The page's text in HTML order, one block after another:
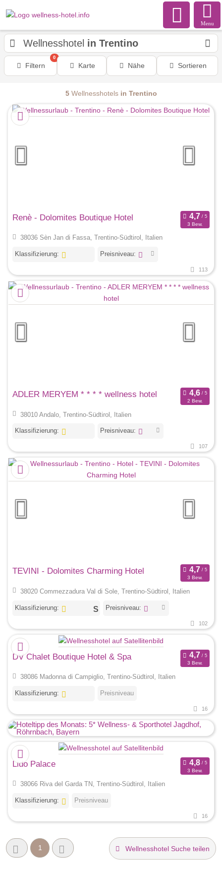
Menu
Wellnesshotel in Trentino
Filtern
0
Karte Nähe Sortieren
5Wellnesshotels in Trentino
Renè - Dolomites Boutique Hotel
3 Bew.
38036 Sèn Jan di Fassa, Trentino-Südtirol, Italien
Klassifizierung: Preisniveau:
113
ADLER MERYEM * * * * wellness hotel
2 Bew.
38010 Andalo, Trentino-Südtirol, Italien
Klassifizierung: Preisniveau:
107
TEVINI - Dolomites Charming Hotel
3 Bew.
38020 Commezzadura Val di Sole, Trentino-Südtirol, Italien
Klassifizierung: Preisniveau:
102
DV Chalet Boutique Hotel & Spa
3 Bew.
38086 Madonna di Campiglio, Trentino-Südtirol, Italien
Klassifizierung: Preisniveau
16
Lido Palace
3 Bew.
38066 Riva del Garda TN, Trentino-Südtirol, Italien
Klassifizierung: Preisniveau
16
1 Wellnesshotel Suche teilen